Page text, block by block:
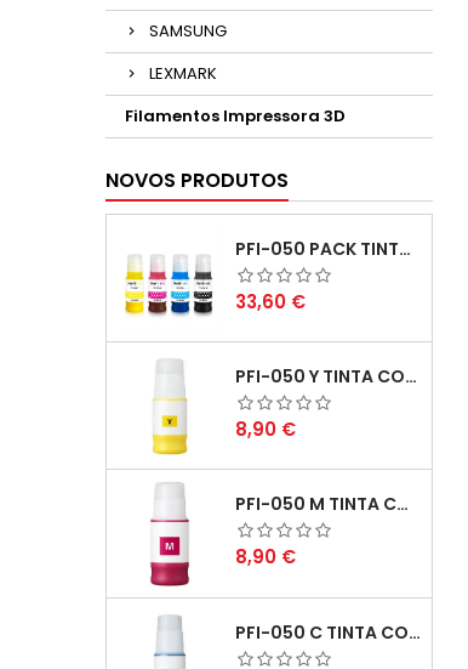
SAMSUNG
LEXMARK
Filamentos Impressora 3D
NOVOS PRODUTOS
PFI-050 PACK TINTAS COMPATIVEIS
Preço
33,60 €
PFI-050 Y TINTA COMPATÍVEL AMARELO
Preço
8,90 €
PFI-050 M TINTA COMPATÍVEL MAGENTA
Preço
8,90 €
PFI-050 C TINTA COMPATÍVEL CIANO